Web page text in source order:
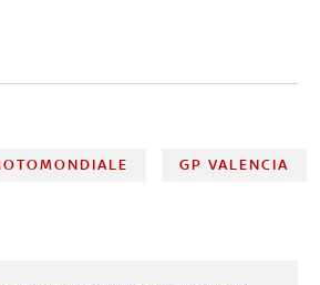
GP VALENCIA